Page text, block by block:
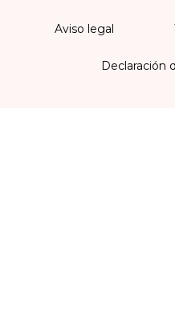
Aviso legal
Declaración